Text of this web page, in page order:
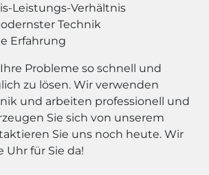
Leistungs-Verhältnis
Technik
Erfahrung
Probleme so schnell und
zu lösen. Wir verwenden
und arbeiten professionell und
Sie sich von unserem
Sie uns noch heute. Wir
für Sie da!